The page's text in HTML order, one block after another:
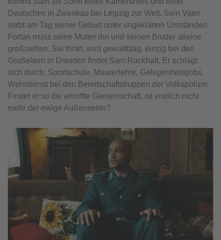
Deutschen in Zwenkau bei Leipzig zur Welt. Sein Vater
stirbt am Tag seiner Geburt unter ungeklärten Umständen.
Fortan muss seine Mutter ihn und seinen Bruder alleine
großziehen. Sie trinkt, wird gewalttätig, einzig bei den
Großeltern in Dresden findet Sam Rückhalt. Er schlägt
sich durch: Sportschule, Maurerlehre, Gelegenheitsjobs,
Wehrdienst bei den Bereitschaftstruppen der Volkspolizei.
Findet er so die erhoffte Gemeinschaft, ist endlich nicht
mehr der ewige Außenseiter?